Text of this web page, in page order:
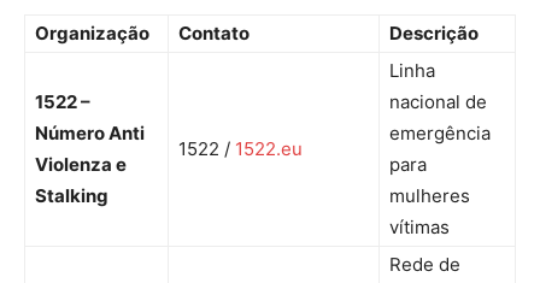
Organização Contato Descrição
1522 –
Número Anti
Violenza e
Stalking
1522 / 1522.eu
Linha
nacional de
emergência
para
mulheres
vítimas
Rede de